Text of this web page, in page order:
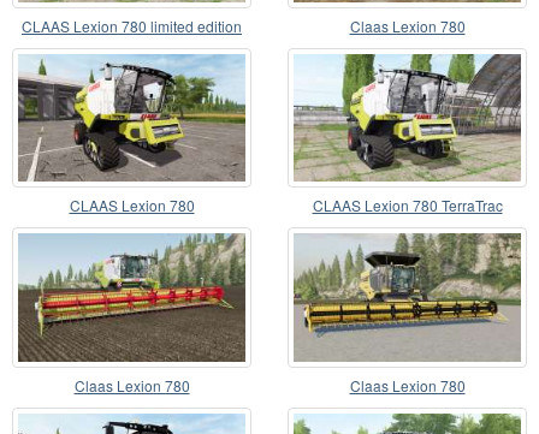
CLAAS Lexion 780 limited edition Claas Lexion 780
CLAAS Lexion 780 CLAAS Lexion 780 TerraTrac
Claas Lexion 780 Claas Lexion 780